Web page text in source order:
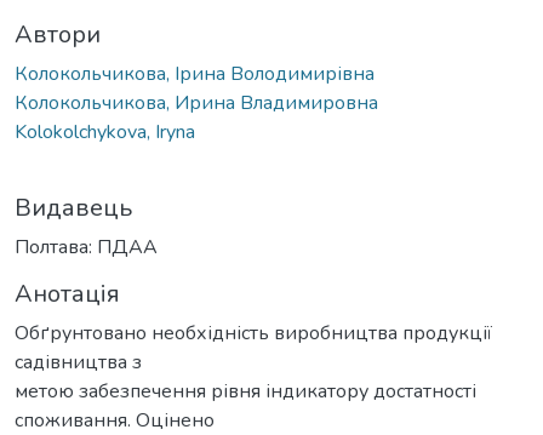
Автори
Колокольчикова, Ірина Володимирівна
Колокольчикова, Ирина Владимировна
Kolokolchykova, Iryna
Видавець
Полтава: ПДАА
Анотація
Обґрунтовано необхідність виробництва продукції
садівництва з
метою забезпечення рівня індикатору достатності
споживання. Оцінено